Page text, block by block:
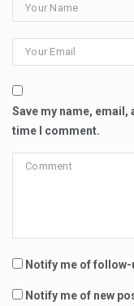
Save my name,
time I comment.
Notify me of
Notify me of new